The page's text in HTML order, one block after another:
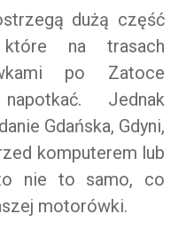
dużą część
które na trasach
po Zatoce
Jednak
Gdańska, Gdyni,
komputerem lub
nie to samo, co
motorówki.